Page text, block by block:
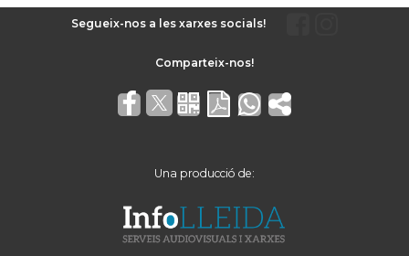
Segueix-nos a les xarxes socials!
Una producció de: